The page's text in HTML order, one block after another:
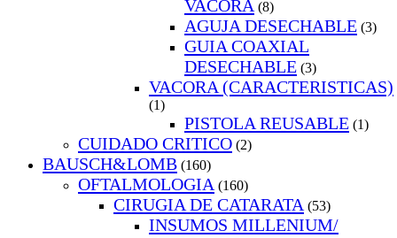
VACORA (8)
AGUJA DESECHABLE (3)
GUIA COAXIAL
DESECHABLE (3)
VACORA (CARACTERISTICAS)
(1)
PISTOLA REUSABLE (1)
CUIDADO CRITICO (2)
BAUSCH&LOMB (160)
OFTALMOLOGIA (160)
CIRUGIA DE CATARATA (53)
INSUMOS MILLENIUM/